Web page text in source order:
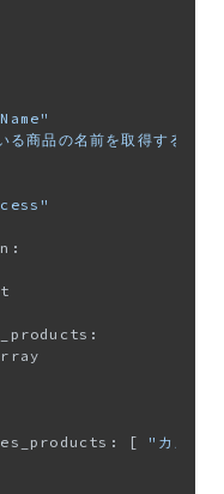
る商品の名前を取得する"
[
"カメラ"